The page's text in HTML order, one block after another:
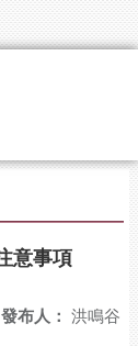
意事項
發布人： 洪鳴谷